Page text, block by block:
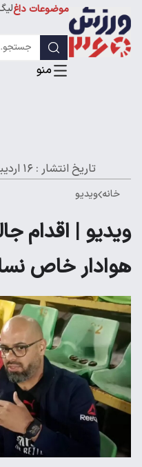
موضوعات داغ
تاریخ انتشار :۱۶ اردیبهشت ۱۴۰۳ - ۱۵:۰۵
خانه ویدیو
ویدیو | اقدام
هوادار خاص